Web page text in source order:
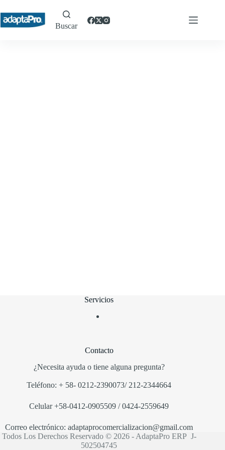
Buscar
Servicios
Contacto
¿Necesita ayuda o tiene alguna pregunta?
Teléfono: + 58-0212-2390073/ 212-2344664
Celular+58-0412-0905509/ 0424-2559649
Correo electrónico: adaptaprocomercializacion@gmail.com
Todos Los Derechos Reservado © 2026 - AdaptaPro ERP J-
502504745